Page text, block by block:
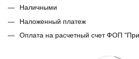
Наличными
Наложенный платеж
Оплата на расчетный счет ФОП